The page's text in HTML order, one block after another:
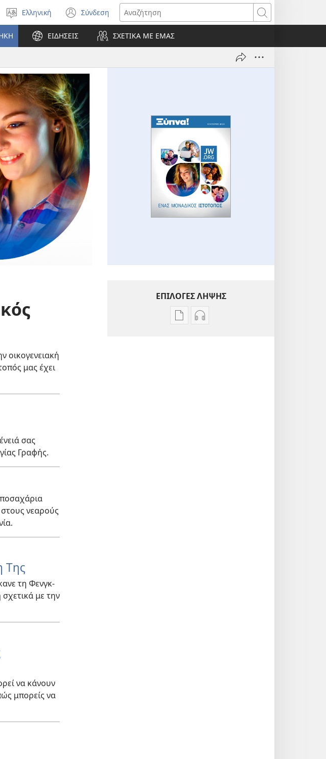
Επιλέξτε
γλώσσα
Ελληνική Σύνδεση
(ανοίγει
νέο
παράθυρο)
Αναζήτηση
ΕΙΔΗΣΕΙΣ ΣΧΕΤΙΚΑ ΜΕ ΕΜΑΣ
οικογενειακή
μας έχει
σας
Γραφής.
νεαρούς
Της
τη Φενγκ-
σχετικά με την
να κάνουν
μπορείς να
ΕΠΙΛΟΓΕΣ ΛΗΨΗΣ
ΕπιλογέςΕπιλογές